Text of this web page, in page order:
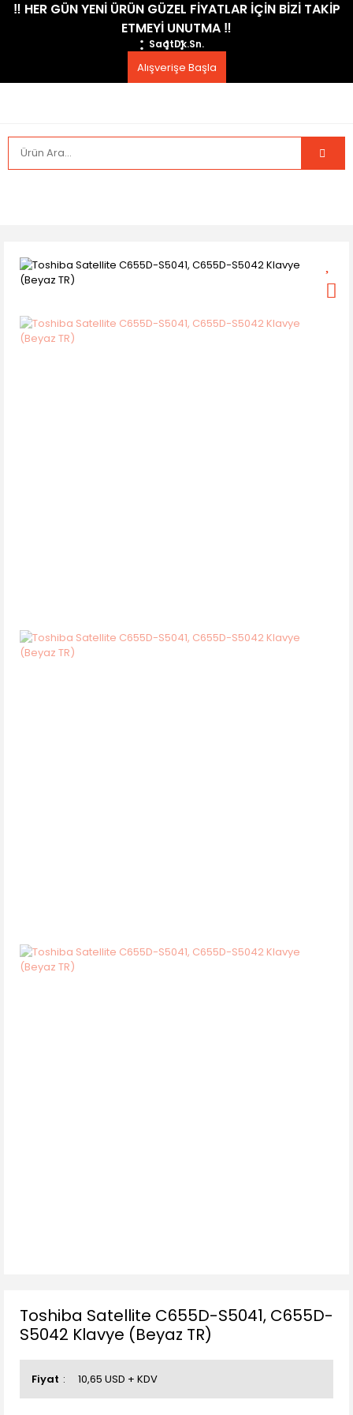
​‼️​ HER GÜN YENİ ÜRÜN GÜZEL FİYATLAR İÇİN BİZİ TAKİP
ETMEYİ UNUTMA ​‼️​
SaatDk.Sn.
Alışverişe Başla
Toshiba Satellite C655D-S5041, C655D-
S5042 Klavye (Beyaz TR)
Fiyat 10,65 USD + KDV